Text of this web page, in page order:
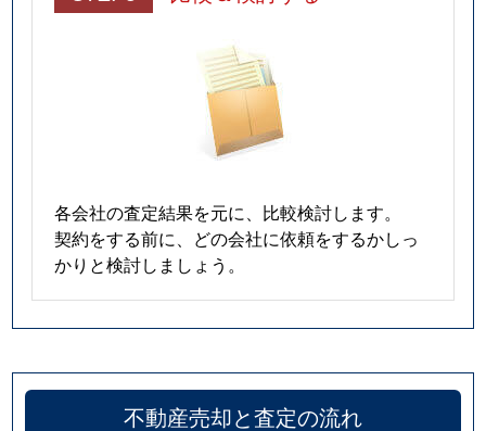
各会社の査定結果を元に、比較検討します。
契約をする前に、どの会社に依頼をするかしっ
かりと検討しましょう。
不動産売却と査定の流れ